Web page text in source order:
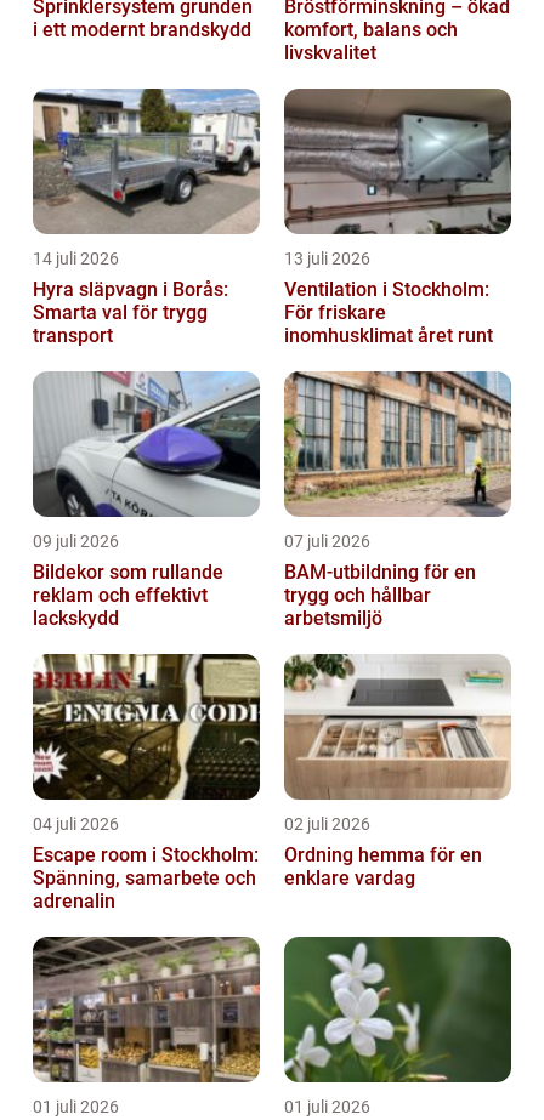
Sprinklersystem grunden
i ett modernt brandskydd
Bröstförminskning – ökad
komfort, balans och
livskvalitet
14 juli 2026
Hyra släpvagn i Borås:
Smarta val för trygg
transport
13 juli 2026
Ventilation i Stockholm:
För friskare
inomhusklimat året runt
09 juli 2026
Bildekor som rullande
reklam och effektivt
lackskydd
07 juli 2026
BAM-utbildning för en
trygg och hållbar
arbetsmiljö
04 juli 2026
Escape room i Stockholm:
Spänning, samarbete och
adrenalin
02 juli 2026
Ordning hemma för en
enklare vardag
01 juli 2026 01 juli 2026